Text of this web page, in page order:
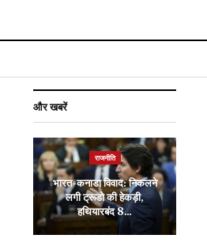
और खबरें
राजनीति
भारत-कनाडा विवाद: निकलने
लगी ट्रूडो की हेकड़ी,
हथियारबंद 8…